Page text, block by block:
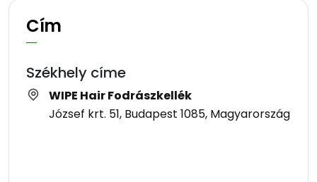
Cím
Székhely címe
WIPE Hair Fodrászkellék
József krt. 51, Budapest 1085, Magyarország